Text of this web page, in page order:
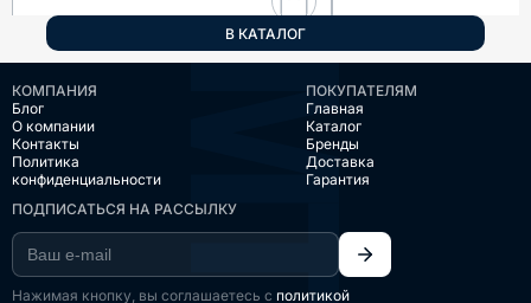
В КАТАЛОГ
КОМПАНИЯ
Блог
О компании
Контакты
Политика
конфиденциальности
ПОКУПАТЕЛЯМ
Главная
Каталог
Бренды
Доставка
Гарантия
ПОДПИСАТЬСЯ НА РАССЫЛКУ
Нажимая кнопку, вы соглашаетесь с политикой